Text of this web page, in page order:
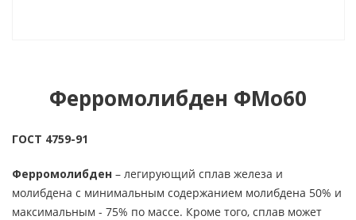
Ферромолибден ФМо60
ГОСТ 4759-91
Ферромолибден – легирующий сплав железа и
молибдена с минимальным содержанием молибдена 50% и
максимальным - 75% по массе. Кроме того, сплав может